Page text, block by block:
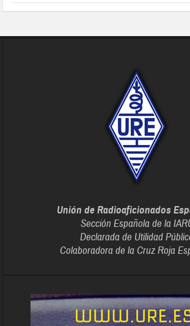
Unión de Radioaficionados
Sección Española de la
Declarada de Utilidad
Colaboradora de la Cruz Roja